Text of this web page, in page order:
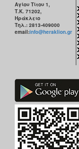
Αγίου Τίτου 1,
Τ.Κ. 71202,
Ηράκλειο
Τηλ.: 2813-409000
email:info@heraklion.gr